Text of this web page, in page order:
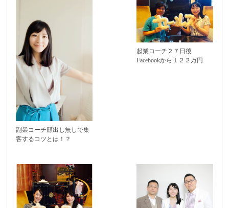
副業コーチ顔出し無しで集
客するコツとは！？
起業コーチ２７日後
Facebookから１２２万円